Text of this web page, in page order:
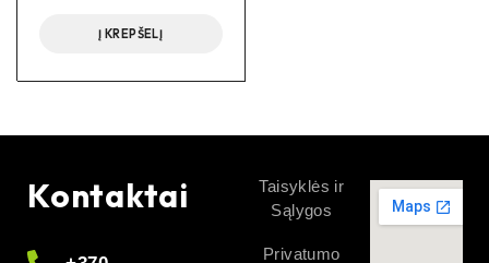
Į KREPŠELĮ
Kontaktai
Taisyklės ir
Sąlygos
Privatumo